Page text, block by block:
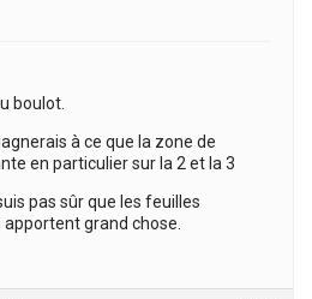
boulot.
à ce que la zone de
en particulier sur la 2 et la 3
pas sûr que les feuilles
grand chose.